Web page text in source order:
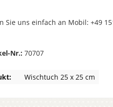
Sie uns einfach an Mobil: +49
Nr.: 70707
Wischtuch 25 x 25 cm